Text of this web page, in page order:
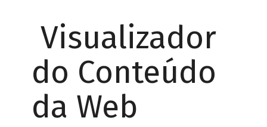
Visualizador
do Conteúdo
da Web